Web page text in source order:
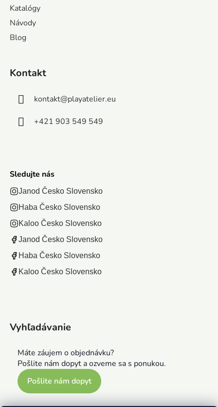
Katalógy
Návody
Blog
Kontakt
kontakt@playatelier.eu
+421 903 549 549
Sledujte nás
Janod Česko Slovensko
Haba Česko Slovensko
Kaloo Česko Slovensko
Janod Česko Slovensko
Haba Česko Slovensko
Kaloo Česko Slovensko
Vyhľadávanie
Máte záujem o objednávku?
Pošlite nám dopyt a ozveme sa s ponukou.
Pošlite nám dopyt